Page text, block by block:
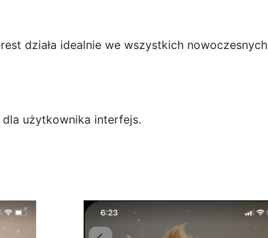
działa idealnie we wszystkich nowoczesnych
użytkownika interfejs.